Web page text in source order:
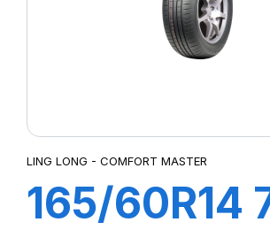
LING LONG - COMFORT MASTER
165/60R14